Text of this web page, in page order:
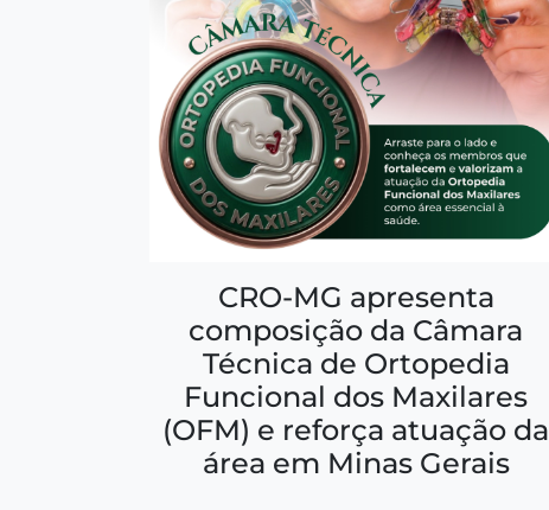
CRO-MG apresenta
composição da Câmara
Técnica de Ortopedia
Funcional dos Maxilares
(OFM) e reforça atuação da
área em Minas Gerais